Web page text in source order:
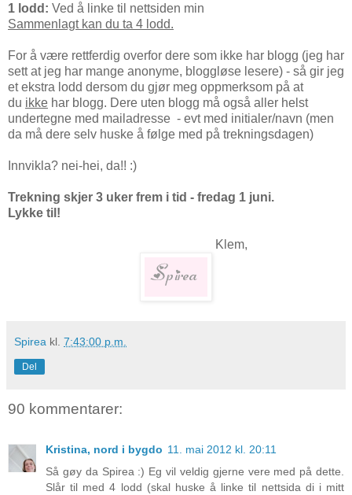
1 lodd: Ved å linke til nettsiden min
Sammenlagt kan du ta 4 lodd.
For å være rettferdig overfor dere som ikke har blogg (jeg har
sett at jeg har mange anonyme, bloggløse lesere) - så gir jeg
et ekstra lodd dersom du gjør meg oppmerksom på at
du ikke har blogg. Dere uten blogg må også aller helst
undertegne med mailadresse - evt med initialer/navn (men
da må dere selv huske å følge med på trekningsdagen)
Innvikla? nei-hei, da!! :)
Trekning skjer 3 uker frem i tid - fredag 1 juni.
Lykke til!
Klem,
Spirea kl. 7:43:00 p.m.
Del
90 kommentarer:
Kristina, nord i bygdo 11. mai 2012 kl. 20:11
Så gøy da Spirea :) Eg vil veldig gjerne vere med på dette.
Slår til med 4 lodd (skal huske å linke til nettsida di i mitt